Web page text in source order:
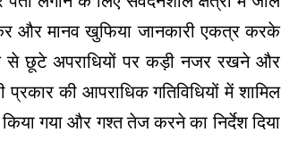
और मानव खुफिया जानकारी एकत्र करके
से छूटे अपराधियों पर कड़ी नजर रखने और
की आपराधिक गतिविधियों में शामिल
गया और गश्त तेज करने का निर्देश दिया